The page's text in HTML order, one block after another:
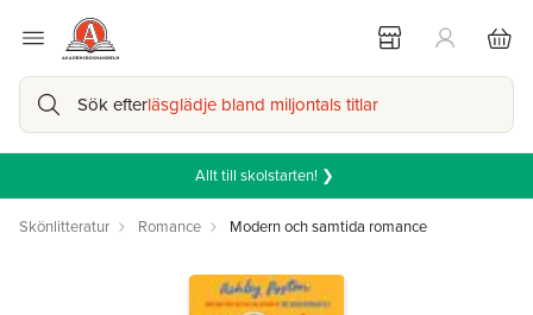
Sök efterläsglädje bland miljontals titlar
Allt till skolstarten! ❯
Skönlitteratur Romance Modern och samtida romance